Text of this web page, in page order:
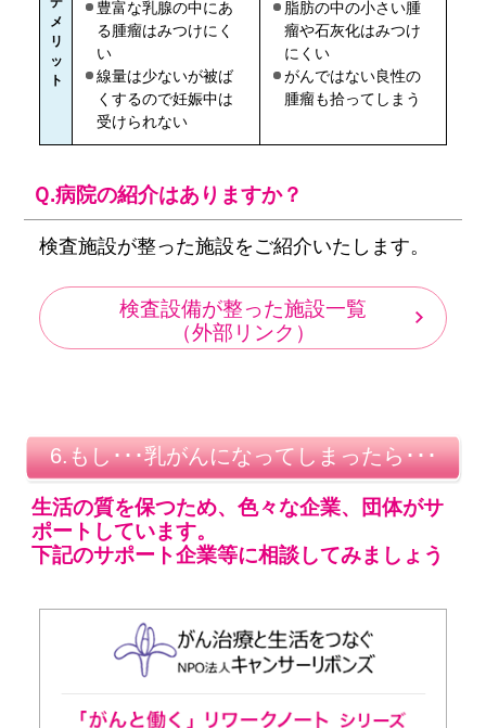
メ
リ
ッ
ト
豊富な乳腺の中にあ
る腫瘤はみつけにく
い
線量は少ないが被ば
くするので妊娠中は
受けられない
脂肪の中の小さい腫
瘤や石灰化はみつけ
にくい
がんではない良性の
腫瘤も拾ってしまう
Ｑ.病院の紹介はありますか？
検査施設が整った施設をご紹介いたします。
検査設備が整った施設一覧
（外部リンク）
6.もし･･･乳がんになってしまったら･･･
生活の質を保つため、色々な企業、団体がサ
ポートしています。
下記のサポート企業等に相談してみましょう